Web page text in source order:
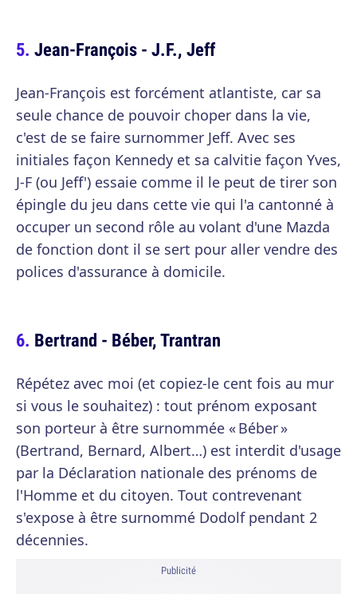
Jean-François - J.F., Jeff
Jean-François est forcément atlantiste, car sa
seule chance de pouvoir choper dans la vie,
c'est de se faire surnommer Jeff. Avec ses
initiales façon Kennedy et sa calvitie façon Yves,
J-F (ou Jeff') essaie comme il le peut de tirer son
épingle du jeu dans cette vie qui l'a cantonné à
occuper un second rôle au volant d'une Mazda
de fonction dont il se sert pour aller vendre des
polices d'assurance à domicile.
Bertrand - Béber, Trantran
Répétez avec moi (et copiez-le cent fois au mur
si vous le souhaitez) : tout prénom exposant
son porteur à être surnommée « Béber »
(Bertrand, Bernard, Albert…) est interdit d'usage
par la Déclaration nationale des prénoms de
l'Homme et du citoyen. Tout contrevenant
s'expose à être surnommé Dodolf pendant 2
décennies.
Publicité